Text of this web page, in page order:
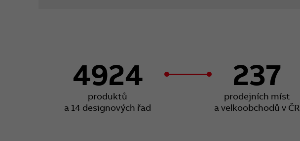
4924
produktů
a 14 designových řad
237
prodejních míst
a velkoobchodů v ČR